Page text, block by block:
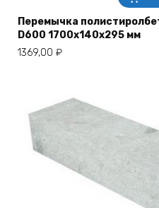
Перемычка
D600 1700х140х295 мм
1369,00 ₽